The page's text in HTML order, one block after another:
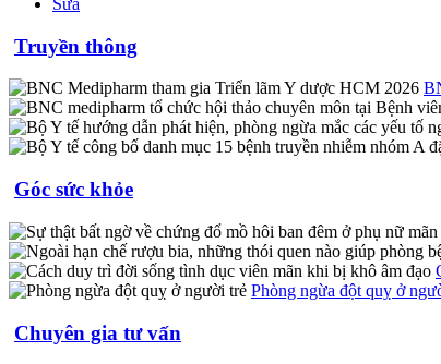
Sữa
Truyền thông
Góc sức khỏe
Phòng ngừa đột quỵ ở
Chuyên gia tư vấn